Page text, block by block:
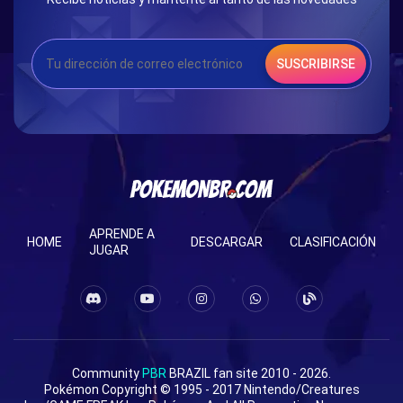
SUSCRIBIRSE
HOME
APRENDE A
JUGAR
DESCARGAR CLASIFICACIÓN
Community PBR BRAZIL fan site 2010 - 2026.
Pokémon Copyright © 1995 - 2017 Nintendo/Creatures